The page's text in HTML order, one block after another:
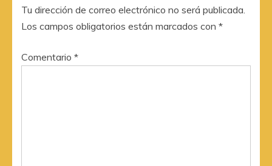
Tu dirección de correo electrónico no será publicada.
Los campos obligatorios están marcados con *
Comentario *